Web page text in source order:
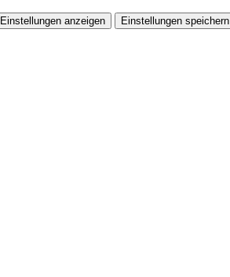
Einstellungen anzeigen Einstellungen speichern